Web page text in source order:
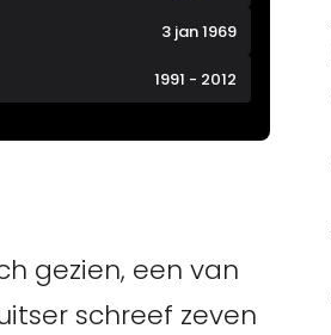
3 jan 1969
1991 - 2012
gezien, een van
schreef zeven